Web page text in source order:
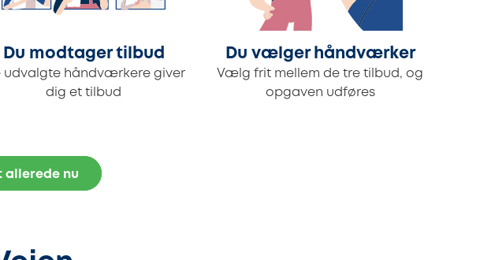
Du modtager tilbud
udvalgte håndværkere giver
dig et tilbud
Du vælger håndværker
Vælg frit mellem de tre tilbud, og
opgaven udføres
allerede nu